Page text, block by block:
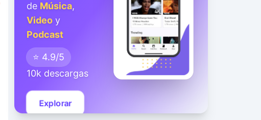
de Música,
Video y
Podcast
⭐ 4.9/5
10k descargas
Explorar